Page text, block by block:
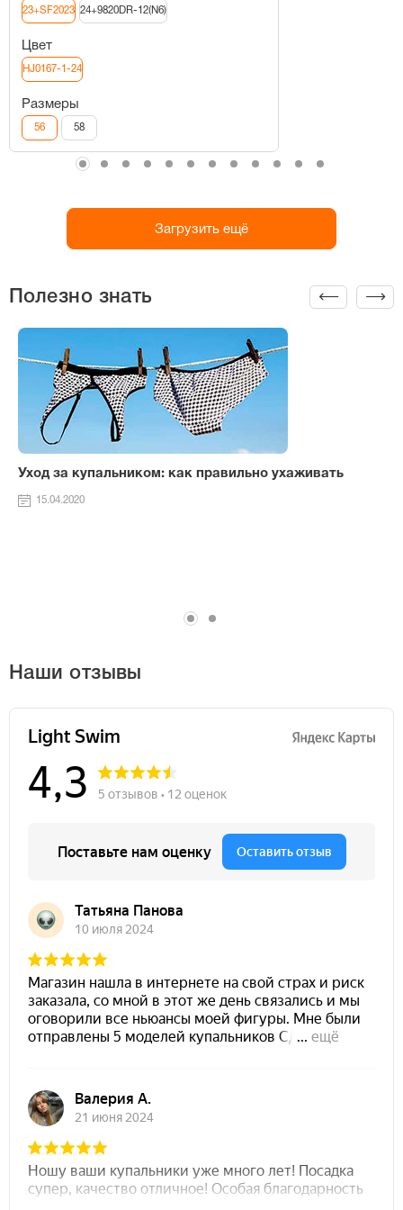
23+SF2023 24+9820DR-12(N6)
Цвет
HJ0167-1-24
Размеры
56 58
Загрузить ещё
Полезно знать
Уход за купальником: как правильно ухаживать
15.04.2020
Наши отзывы